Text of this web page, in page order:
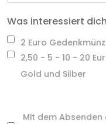
Was interessiert
2 Euro
2,50 - 5 - 10 - 20
Gold und Silber
Mit dem Absenden